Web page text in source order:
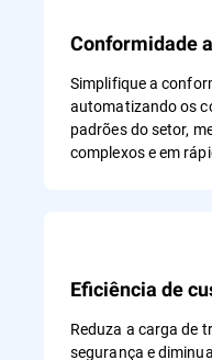
Conformidade
Simplifique a
automatizando os
padrões do setor,
complexos e em
Eficiência de
Reduza a carga de
segurança e